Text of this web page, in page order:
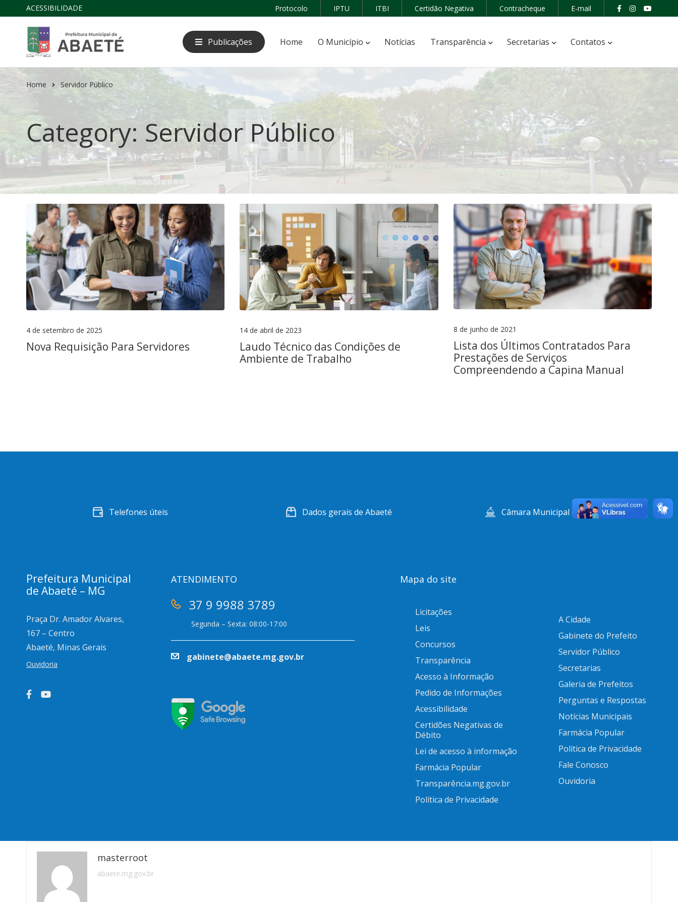
ACESSIBILIDADE Protocolo IPTU ITBI Certidão Negativa Contracheque E-mail
Publicações Home O Município Notícias Transparência Secretarias Contatos
Home Servidor Público
Category: Servidor Público
4 de setembro de 2025
Nova Requisição Para Servidores
14 de abril de 2023
Laudo Técnico das Condições de
Ambiente de Trabalho
8 de junho de 2021
Lista dos Últimos Contratados Para
Prestações de Serviços
Compreendendo a Capina Manual
Telefones úteis Dados gerais de Abaeté Câmara Municipal de Abaeté
Prefeitura Municipal
de Abaeté – MG
Praça Dr. Amador Alvares,
167 – Centro
Abaeté, Minas Gerais
Ouvidoria
ATENDIMENTO
37 9 9988 3789
Segunda – Sexta: 08:00-17:00
gabinete@abaete.mg.gov.br
Mapa do site
Licitações
Leis
Concursos
Transparência
Acesso à Informação
Pedido de Informações
Acessibilidade
Certidões Negativas de
Débito
Lei de acesso à informação
Farmácia Popular
Transparência.mg.gov.br
Política de Privacidade
A Cidade
Gabinete do Prefeito
Servidor Público
Secretarias
Galeria de Prefeitos
Perguntas e Respostas
Notícias Municipais
Farmácia Popular
Política de Privacidade
Fale Conosco
Ouvidoria
masterroot
abaete.mg.gov.br